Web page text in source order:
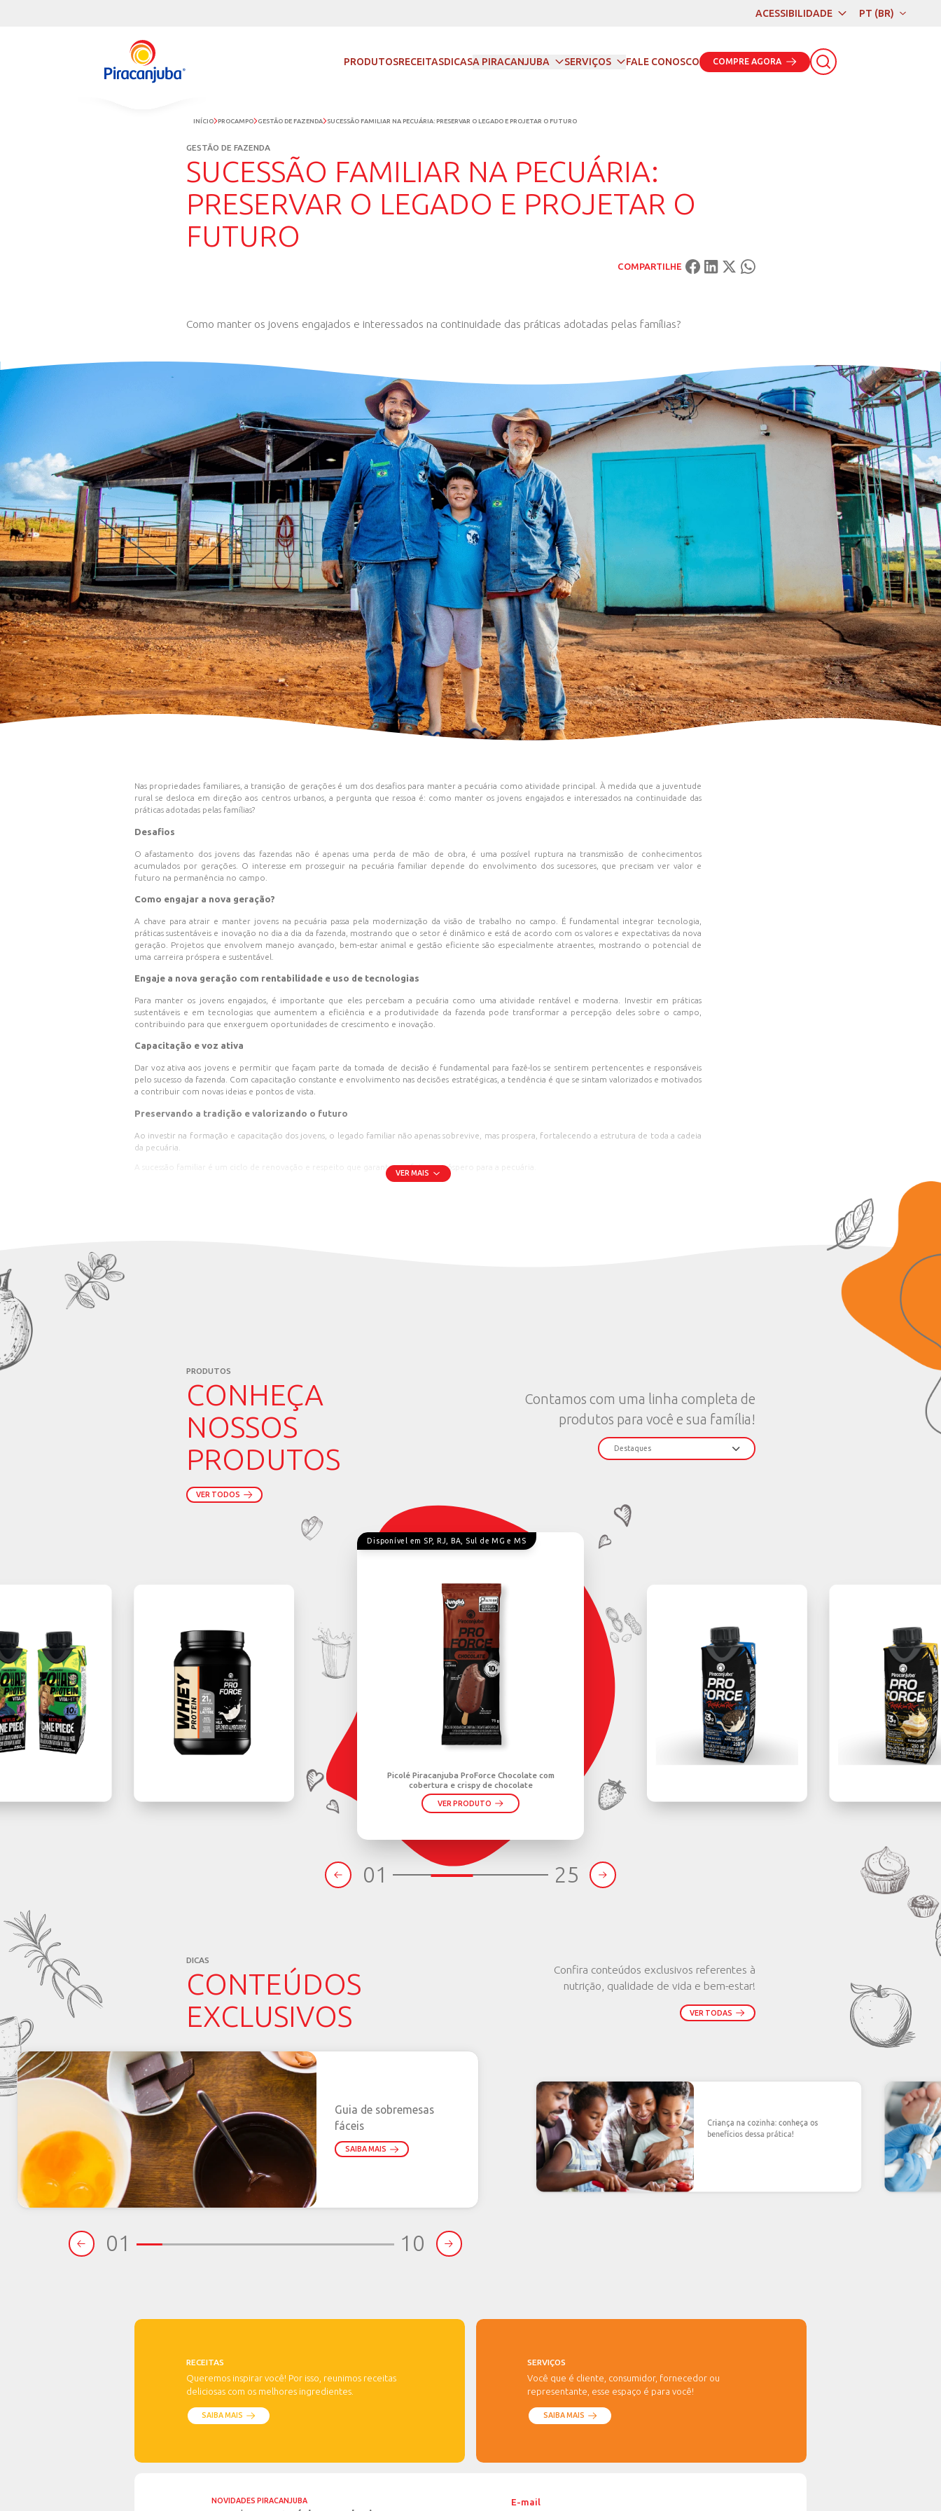
ACESSIBILIDADE PT (BR)
PRODUTOSRECEITASDICAS A PIRACANJUBA SERVIÇOS FALE CONOSCO COMPRE AGORA
INÍCIO PROCAMPO GESTÃO DE FAZENDA SUCESSÃO FAMILIAR NA PECUÁRIA: PRESERVAR O LEGADO E PROJETAR O FUTURO
GESTÃO DE FAZENDA
SUCESSÃO FAMILIAR NA PECUÁRIA:
PRESERVAR O LEGADO E PROJETAR O
FUTURO
Como manter os jovens engajados e interessados na continuidade das práticas adotadas pelas famílias?
Nas propriedades familiares, a transição de gerações é um dos desafios para manter a pecuária como atividade principal. À medida que a juventude
rural se desloca em direção aos centros urbanos, a pergunta que ressoa é: como manter os jovens engajados e interessados na continuidade das
práticas adotadas pelas famílias?
Desafios
O afastamento dos jovens das fazendas não é apenas uma perda de mão de obra, é uma possível ruptura na transmissão de conhecimentos
acumulados por gerações. O interesse em prosseguir na pecuária familiar depende do envolvimento dos sucessores, que precisam ver valor e
futuro na permanência no campo.
A chave para atrair e manter jovens na pecuária passa pela modernização da visão de trabalho no campo. É fundamental integrar tecnologia,
práticas sustentáveis e inovação no dia a dia da fazenda, mostrando que o setor é dinâmico e está de acordo com os valores e expectativas da nova
geração. Projetos que envolvem manejo avançado, bem-estar animal e gestão eficiente são especialmente atraentes, mostrando o potencial de
Para manter os jovens engajados, é importante que eles percebam a pecuária como uma atividade rentável e moderna. Investir em práticas
sustentáveis e em tecnologias que aumentem a eficiência e a produtividade da fazenda pode transformar a percepção deles sobre o campo,
contribuindo para que enxerguem oportunidades de crescimento e inovação.
Capacitação e voz ativa
Dar voz ativa aos jovens e permitir que façam parte da tomada de decisão é fundamental para fazê-los se sentirem pertencentes e responsáveis
pelo sucesso da fazenda. Com capacitação constante e envolvimento nas decisões estratégicas, a tendência é que se sintam valorizados e motivados
a contribuir com novas ideias e pontos de vista.
Preservando a tradição e valorizando o futuro
Ao investir na formação e capacitação dos jovens, o legado familiar não apenas sobrevive, mas prospera, fortalecendo a estrutura de toda a cadeia
Convidamos as famílias pecuaristas a refletir sobre a importância da sucessão e a tomar medidas para preparar os jovens para liderar com inovação e
CONHEÇA
NOSSOS
VER TODOS
Contamos com uma linha
produtos para você e
Picolé Piracanjuba ProForce Chocolate com
cobertura e crispy de chocolate
01